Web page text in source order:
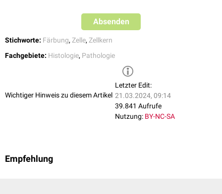
Absenden
Stichworte: Färbung, Zelle, Zellkern
Fachgebiete: Histologie, Pathologie
Wichtiger Hinweis zu diesem Artikel
Letzter Edit:
21.03.2024, 09:14
39.841 Aufrufe
Nutzung: BY-NC-SA
Empfehlung